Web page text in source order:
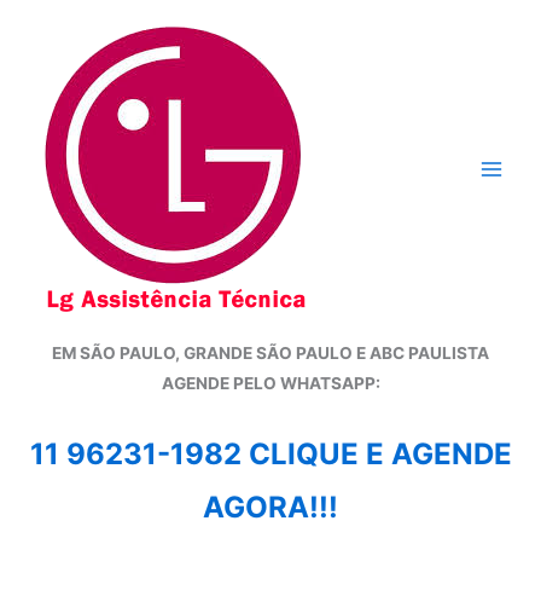
conteúdo
EM SÃO PAULO, GRANDE SÃO PAULO E ABC PAULISTA
AGENDE PELO WHATSAPP:
11 96231-1982 CLIQUE E AGENDE
AGORA!!!